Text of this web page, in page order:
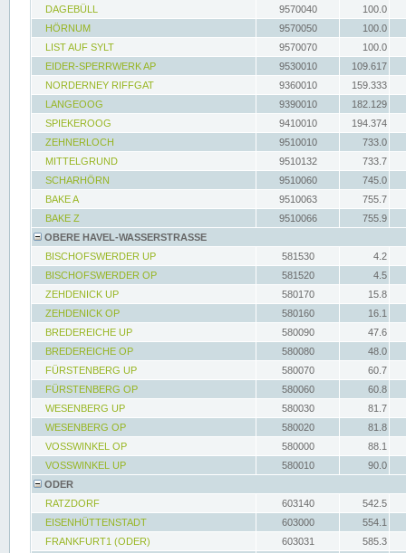
DAGEBÜLL 9570040
100.0
HÖRNUM
9570050
100.0
LIST AUF SYLT
9570070
100.0
EIDER-SPERRWERK AP
9530010
109.617
NORDERNEY RIFFGAT
9360010
159.333
LANGEOOG
9390010
182.129
SPIEKEROOG
9410010
194.374
ZEHNERLOCH
9510010
733.0
MITTELGRUND
9510132
733.7
SCHARHÖRN
9510060
745.0
BAKE A
9510063
755.7
BAKE Z
9510066
755.9
OBERE HAVEL-WASSERSTRASSE
BISCHOFSWERDER UP
581530
4.2
BISCHOFSWERDER OP
581520
4.5
ZEHDENICK UP
580170
15.8
ZEHDENICK OP
580160
16.1
BREDEREICHE UP
580090
47.6
BREDEREICHE OP
580080
48.0
FÜRSTENBERG UP
580070
60.7
FÜRSTENBERG OP
580060
60.8
WESENBERG UP
580030
81.7
WESENBERG OP
580020
81.8
VOSSWINKEL OP
580000
88.1
VOSSWINKEL UP
580010
90.0
ODER
RATZDORF
603140
542.5
EISENHÜTTENSTADT
603000
554.1
FRANKFURT1 (ODER)
603031
585.3